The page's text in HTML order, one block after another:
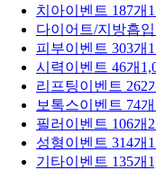
치아이벤트 187개
다이어트/지방흡입
피부이벤트 303개
시력이벤트 46개
리프팅이벤트 262
보톡스이벤트 74개
필러 이벤트 106개
성형이벤트 314개
기타이벤트 135개